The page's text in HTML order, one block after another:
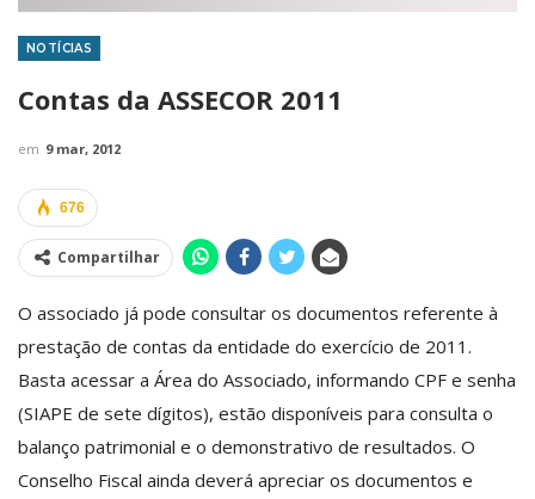
NOTÍCIAS
Contas da ASSECOR 2011
em 9 mar, 2012
676
Compartilhar
O associado já pode consultar os documentos referente à
prestação de contas da entidade do exercício de 2011.
Basta acessar a Área do Associado, informando CPF e senha
(SIAPE de sete dígitos), estão disponíveis para consulta o
balanço patrimonial e o demonstrativo de resultados. O
Conselho Fiscal ainda deverá apreciar os documentos e